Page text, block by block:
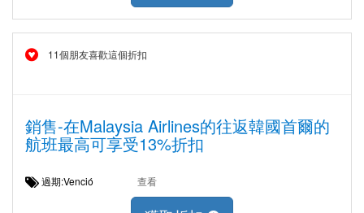
11個朋友喜歡這個折扣
銷售-在Malaysia Airlines的往返韓國首爾的
航班最高可享受13%折扣
過期:Venció 查看